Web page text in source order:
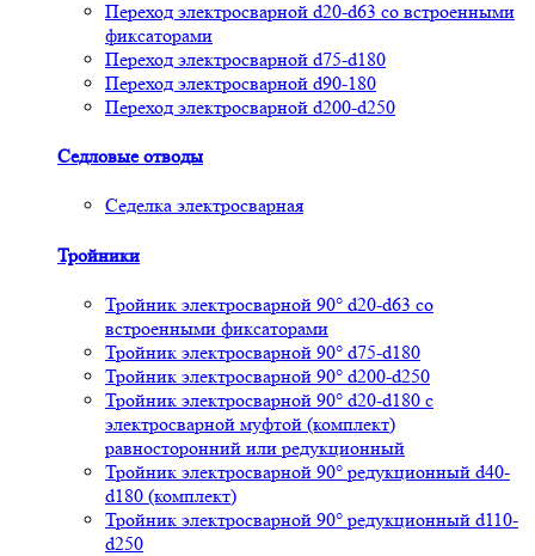
Переход электросварной d20-d63 со встроенными
фиксаторами
Переход электросварной d75-d180
Переход электросварной d90-180
Переход электросварной d200-d250
Седловые отводы
Седелка электросварная
Тройники
Тройник электросварной 90° d20-d63 со
встроенными фиксаторами
Тройник электросварной 90° d75-d180
Тройник электросварной 90° d200-d250
Тройник электросварной 90° d20-d180 с
электросварной муфтой (комплект)
равносторонний или редукционный
Тройник электросварной 90° редукционный d40-
d180 (комплект)
Тройник электросварной 90° редукционный d110-
d250